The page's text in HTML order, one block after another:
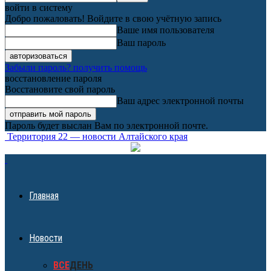
войти в систему
Добро пожаловать! Войдите в свою учётную запись
Ваше имя пользователя
Ваш пароль
Забыли пароль? получить помощь
восстановление пароля
Восстановите свой пароль
Ваш адрес электронной почты
Пароль будет выслан Вам по электронной почте.
Территория 22 — новости Алтайского края
Главная
Новости
ВСЕДЕНЬ